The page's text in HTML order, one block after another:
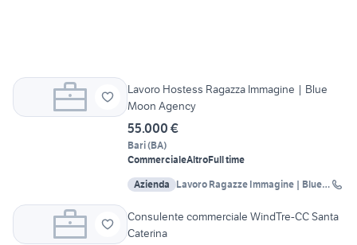
Lavoro Hostess Ragazza Immagine | Blue
Moon Agency
55.000 €
Bari(BA)
CommercialeAltroFull time
Azienda
Lavoro Ragazze Immagine | Blue
Consulente commerciale WindTre-CC Santa
Caterina